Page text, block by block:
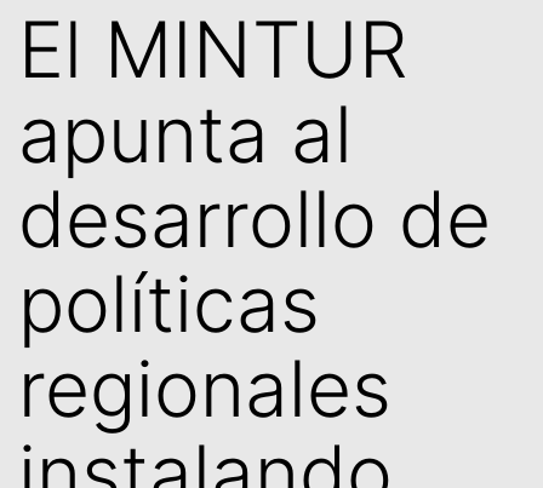
El MINTUR
apunta al
desarrollo de
políticas
regionales